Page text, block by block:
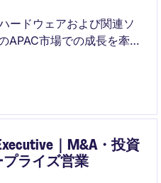
ードウェアおよび関連ソ
APAC市場での成長を牽引
ョン提案を通じて、測
公共安全などの領域にお
｜M&A・投資
ライズ営業